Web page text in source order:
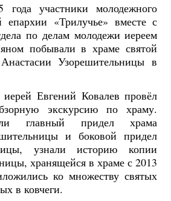
года участники молодежного
епархии «Трилучье» вместе с
по делам молодежи иереем
побывали в храме святой
Узорешительницы в
иерей Евгений Ковалев провёл
экскурсию по храму.
главный придел храма
и боковой придел
узнали историю копии
хранящейся в храме с 2013
ко множеству святых
в ковчеги.